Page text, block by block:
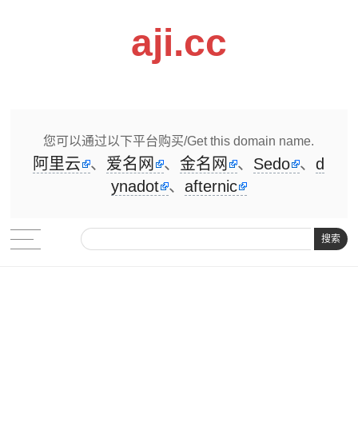
aji.cc
您可以通过以下平台购买/Get this domain name.
阿里云 、 爱名网 、金名网 、 Sedo 、d
ynadot 、 afternic
搜索